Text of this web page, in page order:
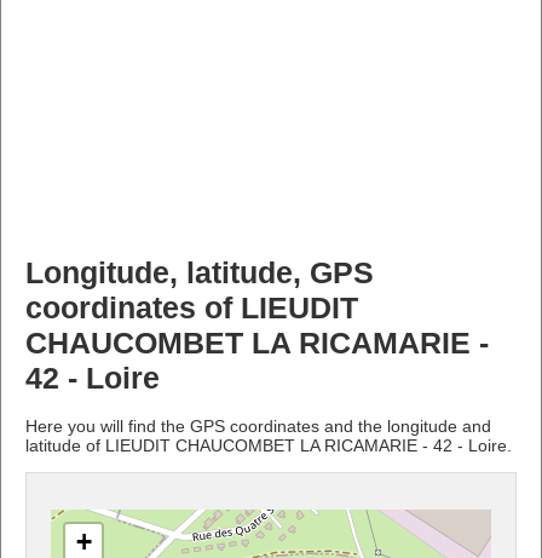
Longitude, latitude, GPS
coordinates of LIEUDIT
CHAUCOMBET LA RICAMARIE -
42 - Loire
Here you will find the GPS coordinates and the longitude and
latitude of LIEUDIT CHAUCOMBET LA RICAMARIE - 42 - Loire.
+